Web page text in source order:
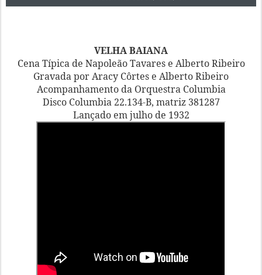
VELHA BAIANA
Cena Típica de Napoleão Tavares e Alberto Ribeiro
Gravada por Aracy Côrtes e Alberto Ribeiro
Acompanhamento da Orquestra Columbia
Disco Columbia 22.134-B, matriz 381287
Lançado em julho de 1932